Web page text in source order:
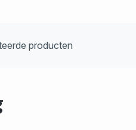
producten